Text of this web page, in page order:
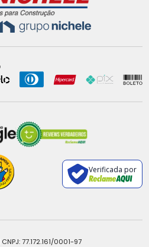
Verificada por
CNPJ: 77.172.161/0001-97